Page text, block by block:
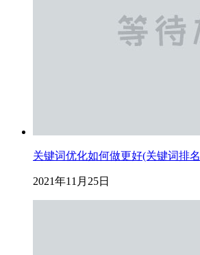
关键词优化如何做更好(关键词排
2021年11月25日